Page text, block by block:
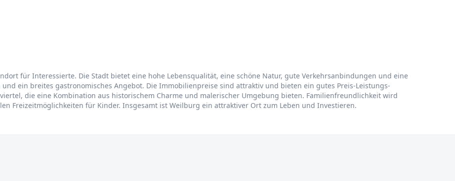
für Interessierte. Die Stadt bietet eine hohe Lebensqualität, eine schöne Natur, gute Verkehrsanbindungen und eine
ein breites gastronomisches Angebot. Die Immobilienpreise sind attraktiv und bieten ein gutes Preis-Leistungs-
die eine Kombination aus historischem Charme und malerischer Umgebung bieten. Familienfreundlichkeit wird
Freizeitmöglichkeiten für Kinder. Insgesamt ist Weilburg ein attraktiver Ort zum Leben und Investieren.